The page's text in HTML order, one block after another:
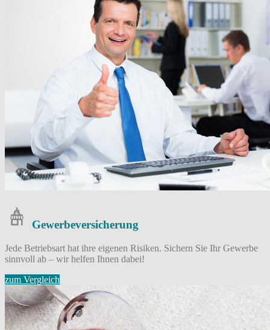
Gewerbe­versicherung
Jede Betriebsart hat ihre eigenen Risiken. Sichern Sie Ihr Gewerbe
sinnvoll ab – wir helfen Ihnen dabei!
zum Vergleich